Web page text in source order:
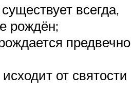
всегда,
рождён;
предвечно
от святости